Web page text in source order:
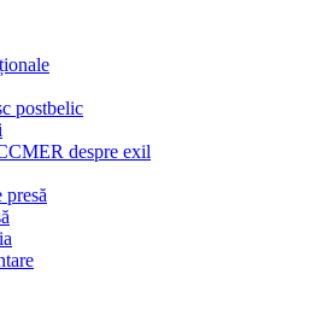
postbelic
despre exil
presă